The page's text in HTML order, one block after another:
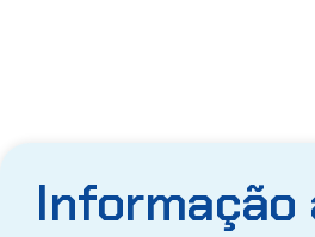
Informação